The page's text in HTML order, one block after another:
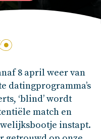
8 april weer van
datingprogramma’s
‘blind’ wordt
match en
instapt.